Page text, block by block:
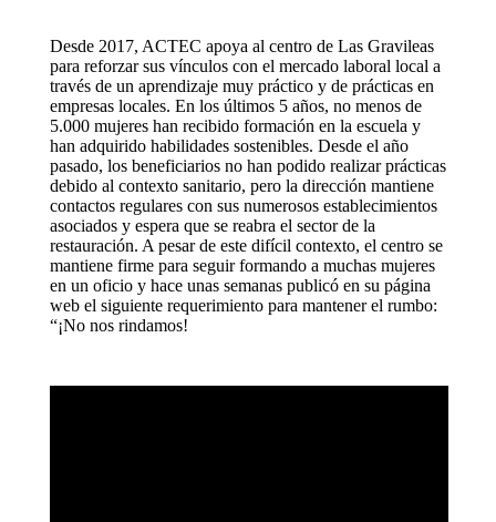
Desde 2017, ACTEC apoya al centro de Las Gravileas
para reforzar sus vínculos con el mercado laboral local a
través de un aprendizaje muy práctico y de prácticas en
empresas locales. En los últimos 5 años, no menos de
5.000 mujeres han recibido formación en la escuela y
han adquirido habilidades sostenibles. Desde el año
pasado, los beneficiarios no han podido realizar prácticas
debido al contexto sanitario, pero la dirección mantiene
contactos regulares con sus numerosos establecimientos
asociados y espera que se reabra el sector de la
restauración. A pesar de este difícil contexto, el centro se
mantiene firme para seguir formando a muchas mujeres
en un oficio y hace unas semanas publicó en su página
web el siguiente requerimiento para mantener el rumbo:
“¡No nos rindamos!